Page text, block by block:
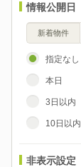
情報公開日
新着物件
指定なし
本日
3日以内
10日以内
非表示設定